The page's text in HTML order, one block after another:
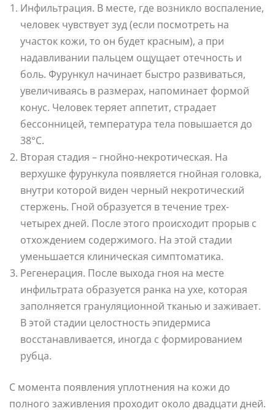
Инфильтрация. В месте, где возникло воспаление,
человек чувствует зуд (если посмотреть на
участок кожи, то он будет красным), а при
надавливании пальцем ощущает отечность и
боль. Фурункул начинает быстро развиваться,
увеличиваясь в размерах, напоминает формой
конус. Человек теряет аппетит, страдает
бессонницей, температура тела повышается до
38°С.
Вторая стадия – гнойно-некротическая. На
верхушке фурункула появляется гнойная головка,
внутри которой виден черный некротический
стержень. Гной образуется в течение трех-
четырех дней. После этого происходит прорыв с
отхождением содержимого. На этой стадии
уменьшается клиническая симптоматика.
Регенерация. После выхода гноя на месте
инфильтрата образуется ранка на ухе, которая
заполняется грануляционной тканью и заживает.
В этой стадии целостность эпидермиса
восстанавливается, иногда с формированием
рубца.
С момента появления уплотнения на кожи до
полного заживления проходит около двадцати дней.